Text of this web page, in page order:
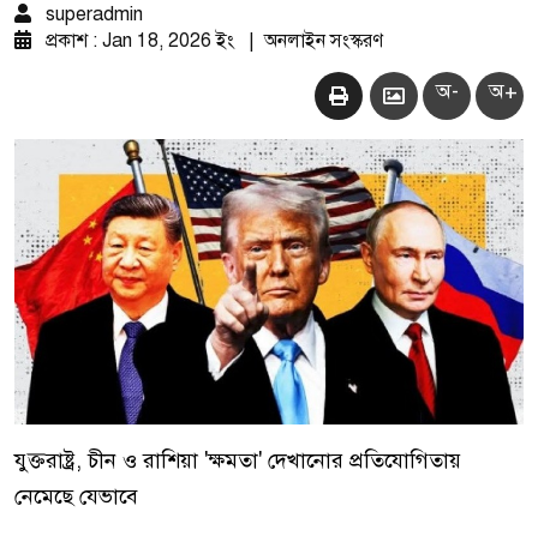
superadmin
প্রকাশ : Jan 18, 2026 ইং
| অনলাইন সংস্করণ
অ- অ+
যুক্তরাষ্ট্র, চীন ও রাশিয়া 'ক্ষমতা' দেখানোর প্রতিযোগিতায়
নেমেছে যেভাবে